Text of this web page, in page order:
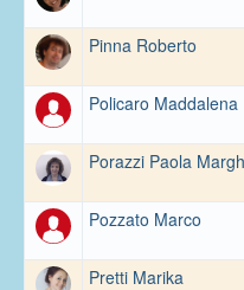
Pinna Roberto
Policaro Maddalena
Porazzi Paola
Pozzato Marco
Pretti Marika